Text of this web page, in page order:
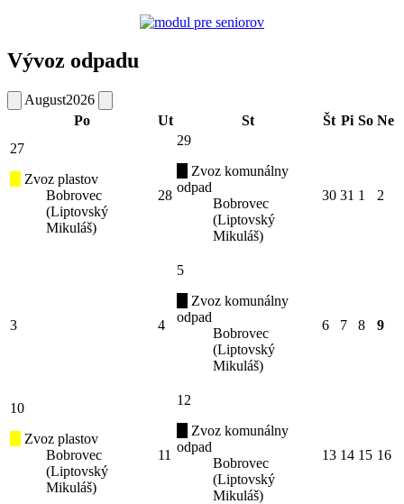
Vývoz odpadu
August2026
Po
Ut St Št Pi So Ne
27
Zvoz plastov
Bobrovec
(Liptovský
Mikuláš)
28
29
Zvoz komunálny
odpad
Bobrovec
(Liptovský
Mikuláš)
30 31 1 2
3 4
5
Zvoz komunálny
odpad
Bobrovec
(Liptovský
Mikuláš)
6 7 8 9
10
Zvoz plastov
Bobrovec
(Liptovský
Mikuláš)
11
12
Zvoz komunálny
odpad
Bobrovec
(Liptovský
Mikuláš)
13 14 15 16